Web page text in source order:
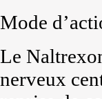
Mode
Le
nerveux